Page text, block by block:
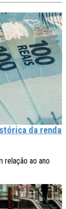
da renda
relação ao ano